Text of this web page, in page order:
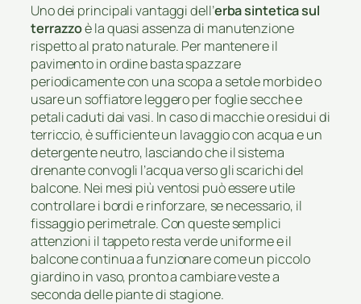
Uno dei principali vantaggi dell’erba sintetica sul
terrazzoè la quasi assenza di manutenzione
rispetto al prato naturale. Per mantenere il
pavimento in ordine basta spazzare
periodicamente con una scopa a setole morbide o
usare un soffiatore leggero per foglie secche e
petali caduti dai vasi. In caso di macchie o residui di
terriccio, è sufficiente un lavaggio con acqua e un
detergente neutro, lasciando che il sistema
drenante convogli l’acqua verso gli scarichi del
balcone. Nei mesi più ventosi può essere utile
controllare i bordi e rinforzare, se necessario, il
fissaggio perimetrale. Con queste semplici
attenzioni il tappeto resta verde uniforme e il
balcone continua a funzionare come un piccolo
giardino in vaso, pronto a cambiare veste a
seconda delle piante di stagione.